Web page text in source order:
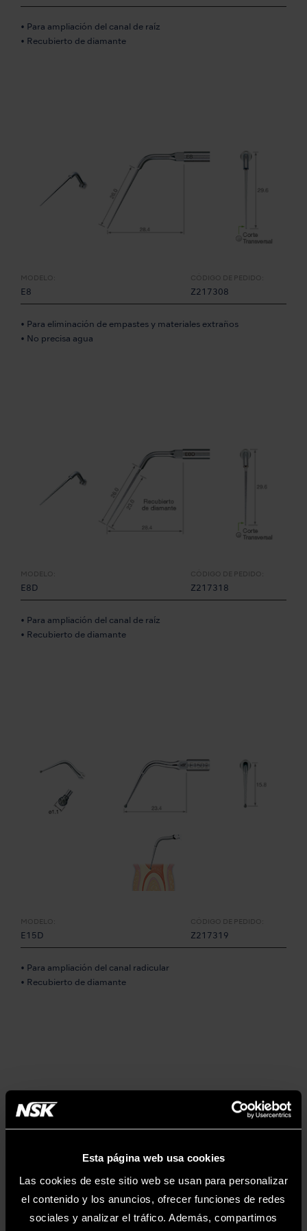
Esta página web usa cookies
Las cookies de este sitio web se usan para personalizar
el contenido y los anuncios, ofrecer funciones de redes
sociales y analizar el tráfico. Además, compartimos
• Para ampliación del canal de raíz
• Recubierto de diamante
MODELO:
E8
CÓDIGO DE PEDIDO:
Z217308
• Para eliminación de empastes y materiales extraños
• No precisa agua
MODELO:
E8D
CÓDIGO DE PEDIDO:
Z217318
• Para ampliación del canal de raíz
• Recubierto de diamante
MODELO:
E15D
CÓDIGO DE PEDIDO:
Z217319
• Para ampliación del canal radicular
• Recubierto de diamante
E11 Z217031
• Soporte angulado en 120º para limas U